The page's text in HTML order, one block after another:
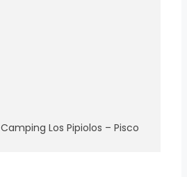
Camping Los Pipiolos – Pisco